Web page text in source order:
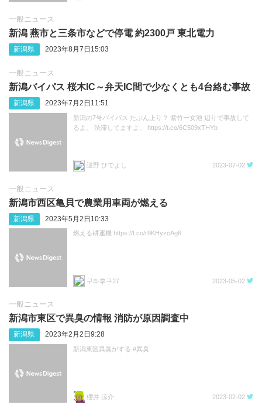
一般ニュース
新潟 燕市と三条市などで停電 約2300戸 東北電力
新潟県 2023年8月7日15:03
一般ニュース
新潟バイパス 桜木IC～弁天IC間で少なくとも4台絡む事故
新潟県 2023年7月2日11:51
新潟の7号バイパス たぶん上り？ 紫竹ー女池 辺りで事故して
るよ。 渋滞してますよ。 https://t.co/6C509xTHYb
謎野 ひでよし 2023-07-02
一般ニュース
新潟市西区亀貝で農業用車両が燃える
新潟県 2023年5月2日10:33
燃える耕運機 https://t.co/r9KHyzcAg6
구라후구27 2023-05-02
一般ニュース
新潟市東区で異臭の情報 消防が原因調査中
新潟県 2023年2月2日9:28
新潟東区異臭がする #異臭
櫻井 涼介 2023-02-02